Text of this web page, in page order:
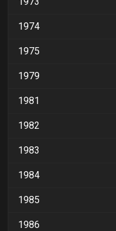
1974
1975
1979
1981
1982
1983
1984
1985
1986